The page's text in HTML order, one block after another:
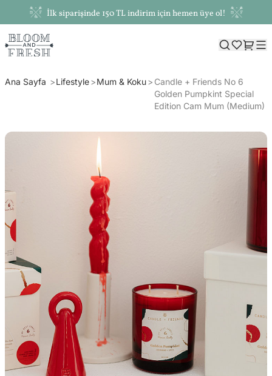
İlk siparişinde 150 TL indirim için hemen üye ol!
Ana Sayfa Lifestyle Mum & Koku
Candle + Friends No 6
Golden Pumpkint Special
Edition Cam Mum (Medium)